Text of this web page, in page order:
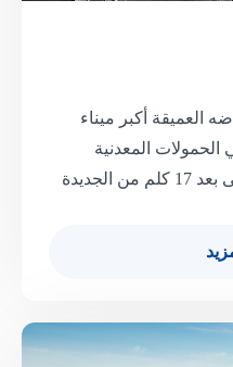
العميقة أكبر ميناء
المعدنية
والطاقية وغيرها. وبموقعه على بعد 17 كلم من الجديدة